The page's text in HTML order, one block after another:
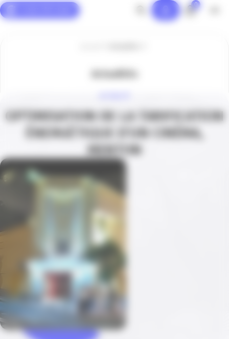
0
Actualités
OPTIMISATION DE LA TARIFICATION
ÉNERGÉTIQUE D’UN CINÉMA,
MENTON
Panneau de gestion des cookies